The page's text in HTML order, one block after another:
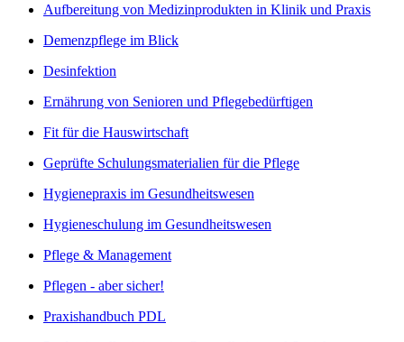
Aufbereitung von Medizinprodukten in Klinik und Praxis
Demenzpflege im Blick
Desinfektion
Ernährung von Senioren und Pflegebedürftigen
Fit für die Hauswirtschaft
Geprüfte Schulungsmaterialien für die Pflege
Hygienepraxis im Gesundheitswesen
Hygieneschulung im Gesundheitswesen
Pflege & Management
Pflegen - aber sicher!
Praxishandbuch PDL